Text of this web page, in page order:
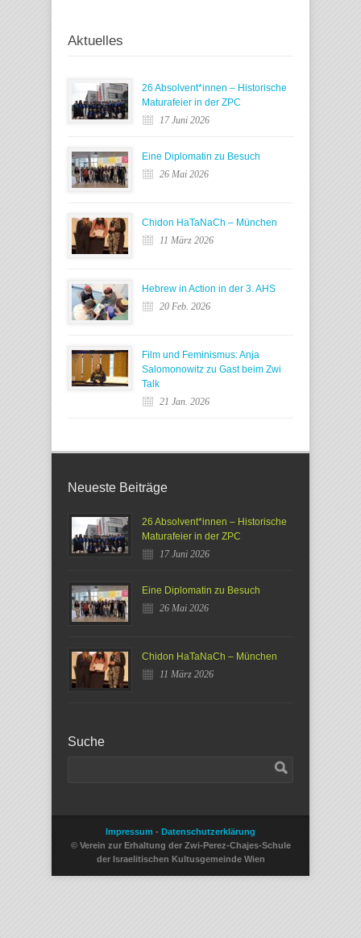
Aktuelles
26 Absolvent*innen – Historische
Maturafeier in der ZPC
17 Juni 2026
Eine Diplomatin zu Besuch
26 Mai 2026
Chidon HaTaNaCh – München
11 März 2026
Hebrew in Action in der 3. AHS
20 Feb. 2026
Film und Feminismus: Anja
Salomonowitz zu Gast beim Zwi
Talk
21 Jan. 2026
Neueste Beiträge
26 Absolvent*innen – Historische
Maturafeier in der ZPC
17 Juni 2026
Eine Diplomatin zu Besuch
26 Mai 2026
Chidon HaTaNaCh – München
11 März 2026
Suche
Impressum - Datenschutzerklärung
© Verein zur Erhaltung der Zwi-Perez-Chajes-Schule
der Israelitischen Kultusgemeinde Wien